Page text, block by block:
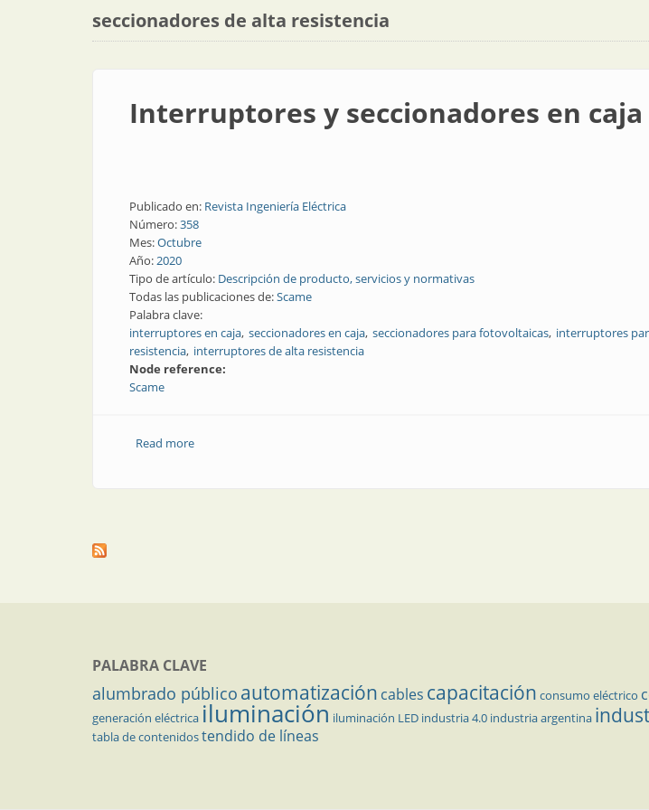
seccionadores de alta resistencia
Interruptores y seccionadores en
Publicado en: Revista Ingeniería Eléctrica
Número:358
Mes:Octubre
Año:2020
Tipo de artículo: Descripción de producto, servicios y normativas
Todas las publicaciones de:Scame
Palabra clave:
interruptores en caja seccionadores en caja seccionadores para fotovoltaicas interruptores
resistencia interruptores de alta resistencia
Node reference:
Scame
Read moreabout Interruptores y seccionadores en caja para cada área industrial
PALABRA CLAVE
alumbrado público automatización cables capacitación consumo eléctrico
generación eléctrica iluminación iluminación LED industria 4.0 industria argentina
tabla de contenidostendido de líneas